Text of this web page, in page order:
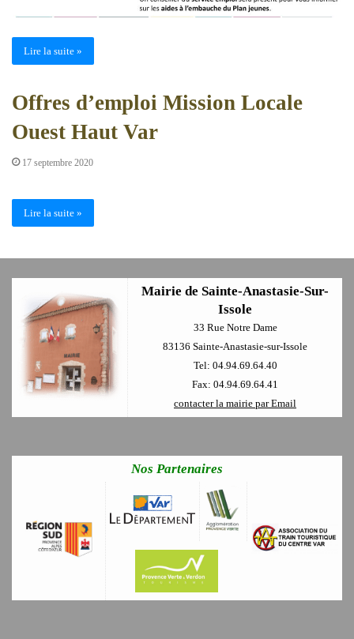
Lire la suite »
Offres d’emploi Mission Locale
Ouest Haut Var
17 septembre 2020
Lire la suite »
Mairie de Sainte-Anastasie-Sur-
Issole
33 Rue Notre Dame
83136 Sainte-Anastasie-sur-Issole
Tel: 04.94.69.64.40
Fax: 04.94.69.64.41
contacter la mairie par Email
Nos Partenaires